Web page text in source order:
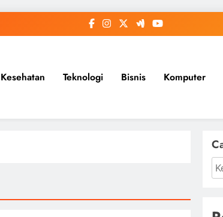
Kesehatan Teknologi Bisnis Komputer